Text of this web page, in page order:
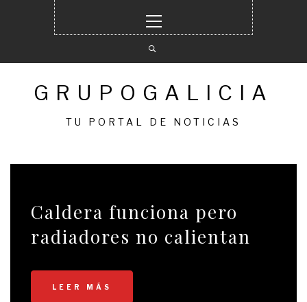
principal
GRUPOGALICIA
TU PORTAL DE NOTICIAS
Caldera funciona pero
radiadores no calientan
LEER MÁS